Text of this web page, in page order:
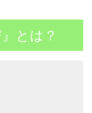
とは？